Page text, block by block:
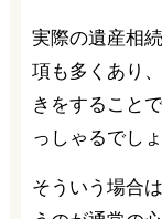
実際の遺産相
項も多くあり
きをすること
っしゃるでしょ
そういう場合